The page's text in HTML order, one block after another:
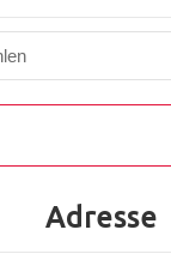
Adresse